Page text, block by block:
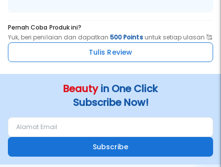
Pernah Coba Produk ini?
Yuk, beri penilaian dan dapatkan500 Pointsuntuk setiap ulasan 🥰
Tulis Review
Beautyin One Click
Subscribe Now!
Subscribe